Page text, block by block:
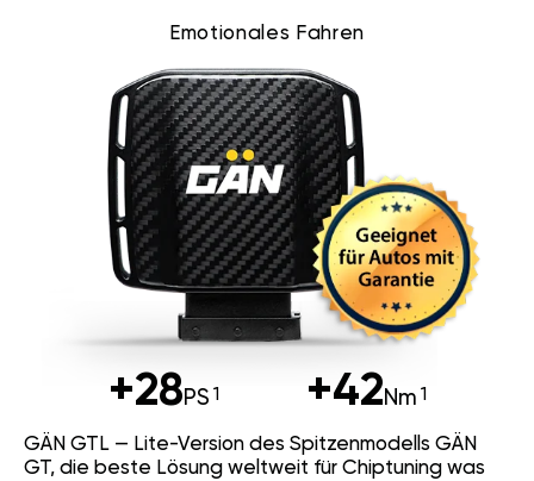
Emotionales Fahren
+28PS +42Nm
GÄN GTL — Lite-Version des Spitzenmodells GÄN
GT, die beste Lösung weltweit für Chiptuning was